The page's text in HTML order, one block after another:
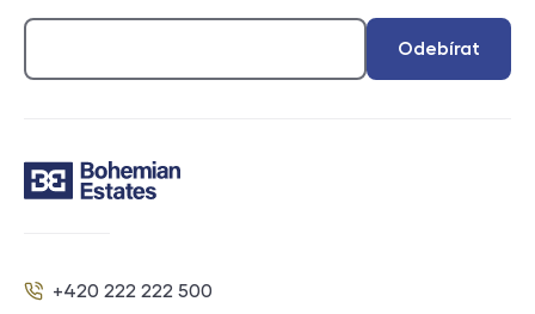
Odebírat
Telefon
+420 222 222 500